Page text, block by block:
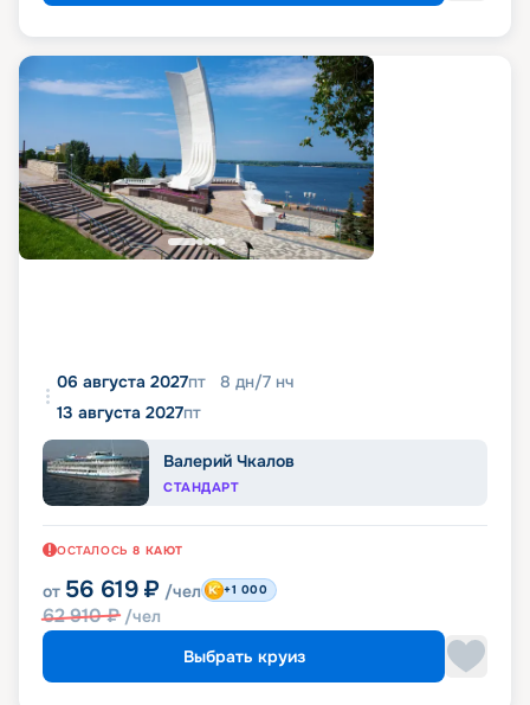
06 августа 2027пт 8 дн/7 нч
13 августа 2027пт
Валерий Чкалов
СТАНДАРТ
ОСТАЛОСЬ 8 КАЮТ
от 56 619 ₽ /чел
62 910₽ /чел
+1 000
Выбрать круиз